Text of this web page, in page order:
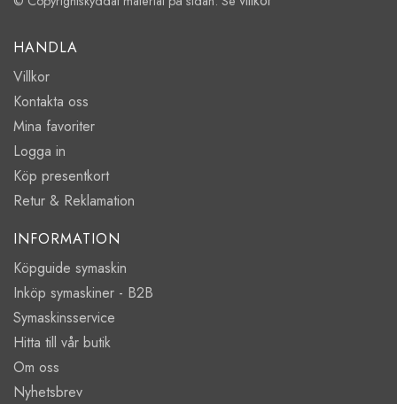
HANDLA
Villkor
Kontakta oss
Mina favoriter
Logga in
Köp presentkort
Retur & Reklamation
INFORMATION
Köpguide symaskin
Inköp symaskiner - B2B
Symaskinsservice
Hitta till vår butik
Om oss
Nyhetsbrev